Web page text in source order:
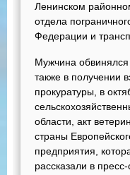
Ленинском
отдела
Федерации и
Мужчина
также в получении
прокуратуры, в
области, акт
страны
предприятия,
рассказали в пресс-